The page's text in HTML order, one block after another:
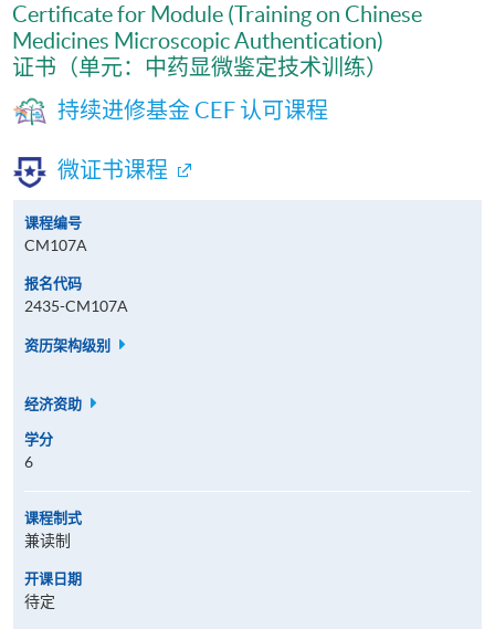
Certificate for Module (Training on Chinese
Medicines Microscopic Authentication)
证书（单元：中药显微鉴定技术训练）
持续进修基金 CEF 认可课程
微证书课程
课程编号
CM107A
报名代码
2435-CM107A
资历架构级别
经济资助
学分
6
课程制式
兼读制
开课日期
待定